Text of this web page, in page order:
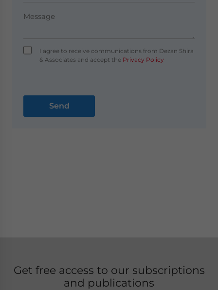
I agree to receive communications from Dezan Shira
& Associates and accept thePrivacy Policy
Get free access to our subscriptions
and publications